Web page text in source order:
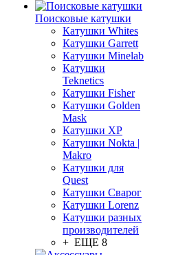
Поисковые катушки
Катушки Whites
Катушки Garrett
Катушки Minelab
Катушки
Teknetics
Катушки Fisher
Катушки Golden
Mask
Катушки XP
Катушки Nokta |
Makro
Катушки для
Quest
Катушки Сварог
Катушки Lorenz
Катушки разных
производителей
+ ЕЩЕ 8